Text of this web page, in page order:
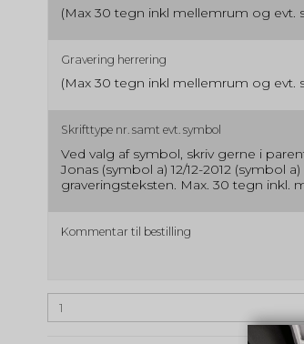
(Max 30 tegn inkl mellemrum og evt.
Gravering herrering
(Max 30 tegn inkl mellemrum og evt.
Skrifttype nr. samt evt. symbol
Ved valg af symbol, skriv gerne i
Jonas (symbol a) 12/12-2012 (symbol
graveringsteksten. Max. 30 tegn inkl.
Kommentar til bestilling